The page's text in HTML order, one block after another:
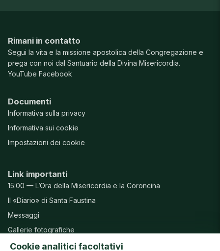
Rimani in contatto
Segui la vita e la missione apostolica della Congregazione e
prega con noi dal Santuario della Divina Misericordia.
YouTube Facebook
Documenti
Informativa sulla privacy
Informativa sui cookie
Impostazioni dei cookie
Link importanti
15:00 — L’Ora della Misericordia e la Coroncina
Il «Diario» di Santa Faustina
Messaggi
Gallerie fotografiche
Preghiere
Cookie analitici facoltativi